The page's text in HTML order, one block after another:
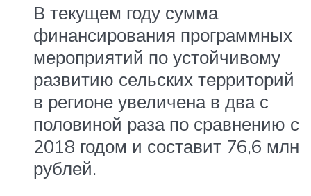
В текущем году сумма
финансирования программных
мероприятий по устойчивому
развитию сельских территорий
в регионе увеличена в два с
половиной раза по сравнению с
2018 годом и составит 76,6 млн
рублей.